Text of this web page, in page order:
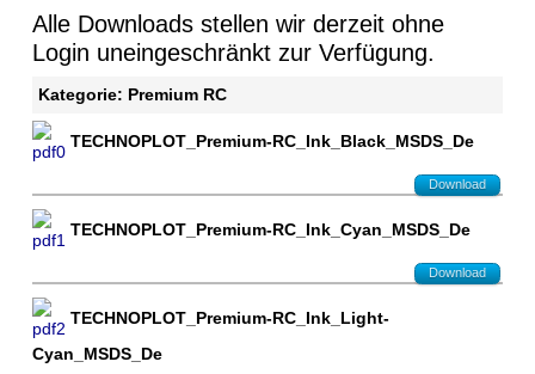
Alle Downloads stellen wir derzeit ohne
Login uneingeschränkt zur Verfügung.
Kategorie: Premium RC
TECHNOPLOT_Premium-RC_Ink_Black_MSDS_De
Download
TECHNOPLOT_Premium-RC_Ink_Cyan_MSDS_De
Download
TECHNOPLOT_Premium-RC_Ink_Light-
Cyan_MSDS_De